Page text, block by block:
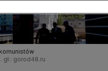
gł.: gorod48.ru